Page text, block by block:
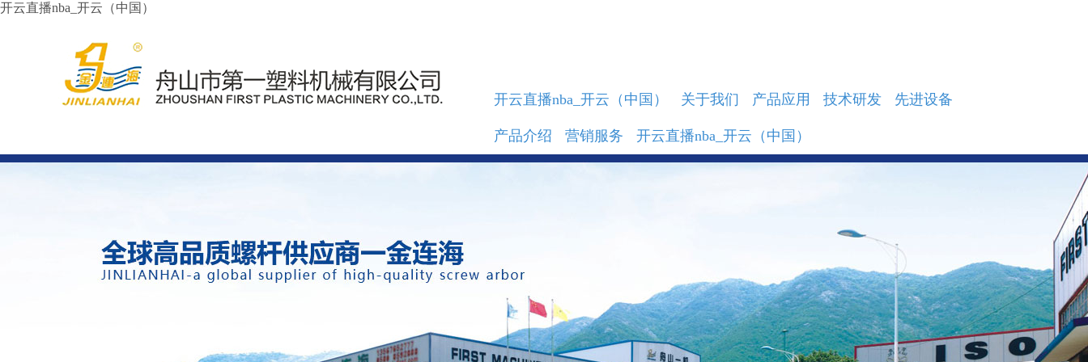
开云直播nba_开云（中国）
开云直播nba_开云（中国） 关于我们 产品应用 技术研发 先进设备
产品介绍 营销服务 开云直播nba_开云（中国）